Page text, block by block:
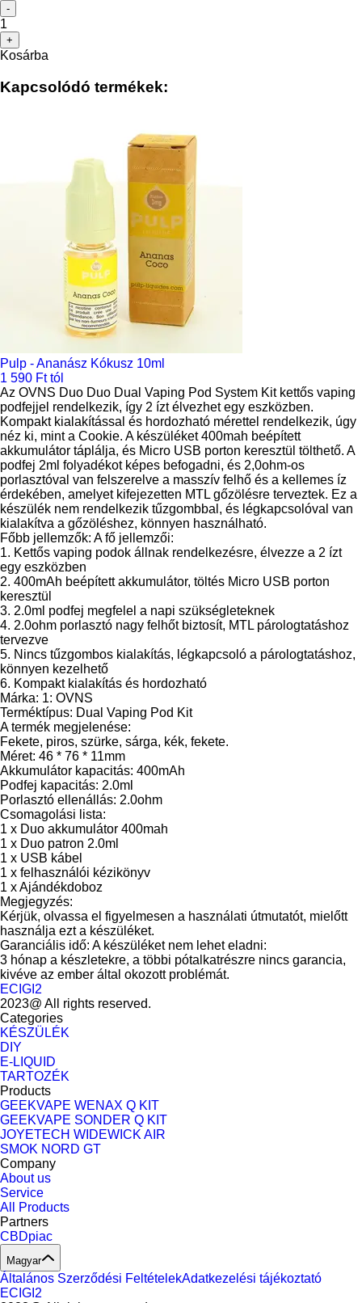
-
1
+
Kosárba
Kapcsolódó termékek:
Pulp - Ananász Kókusz 10ml
1 590 Ft tól
Az OVNS Duo Duo Dual Vaping Pod System Kit kettős vaping
podfejjel rendelkezik, így 2 ízt élvezhet egy eszközben.
Kompakt kialakítással és hordozható mérettel rendelkezik, úgy
néz ki, mint a Cookie. A készüléket 400mah beépített
akkumulátor táplálja, és Micro USB porton keresztül tölthető. A
podfej 2ml folyadékot képes befogadni, és 2,0ohm-os
porlasztóval van felszerelve a masszív felhő és a kellemes íz
érdekében, amelyet kifejezetten MTL gőzölésre terveztek. Ez a
készülék nem rendelkezik tűzgombbal, és légkapcsolóval van
kialakítva a gőzöléshez, könnyen használható.
Főbb jellemzők: A fő jellemzői:
1. Kettős vaping podok állnak rendelkezésre, élvezze a 2 ízt
egy eszközben
2. 400mAh beépített akkumulátor, töltés Micro USB porton
keresztül
3. 2.0ml podfej megfelel a napi szükségleteknek
4. 2.0ohm porlasztó nagy felhőt biztosít, MTL párologtatáshoz
tervezve
5. Nincs tűzgombos kialakítás, légkapcsoló a párologtatáshoz,
könnyen kezelhető
6. Kompakt kialakítás és hordozható
Márka: 1: OVNS
Terméktípus: Dual Vaping Pod Kit
A termék megjelenése:
Fekete, piros, szürke, sárga, kék, fekete.
Méret: 46 * 76 * 11mm
Akkumulátor kapacitás: 400mAh
Podfej kapacitás: 2.0ml
Porlasztó ellenállás: 2.0ohm
Csomagolási lista:
1 x Duo akkumulátor 400mah
1 x Duo patron 2.0ml
1 x USB kábel
1 x felhasználói kézikönyv
1 x Ajándékdoboz
Megjegyzés:
Kérjük, olvassa el figyelmesen a használati útmutatót, mielőtt
használja ezt a készüléket.
Garanciális idő: A készüléket nem lehet eladni:
3 hónap a készletekre, a többi pótalkatrészre nincs garancia,
kivéve az ember által okozott problémát.
ECIGI2
2023@ All rights reserved.
Categories
KÉSZÜLÉK
DIY
E-LIQUID
TARTOZÉK
Products
GEEKVAPE WENAX Q KIT
GEEKVAPE SONDER Q KIT
JOYETECH WIDEWICK AIR
SMOK NORD GT
Company
About us
Service
All Products
Partners
CBDpiac
Magyar
Általános Szerződési FeltételekAdatkezelési tájékoztató
ECIGI2